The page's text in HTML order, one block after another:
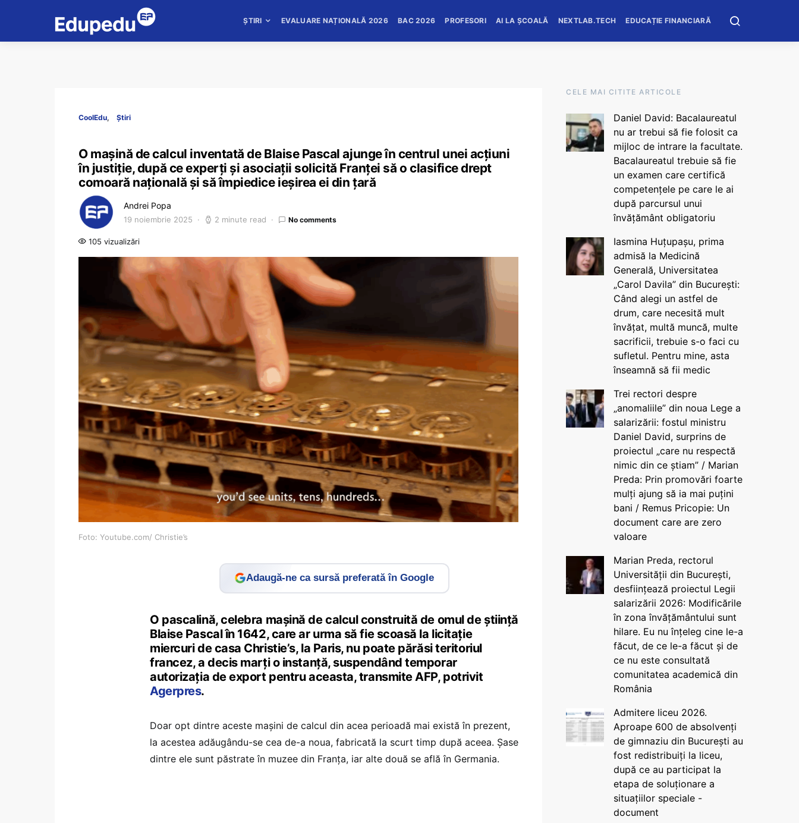
ȘTIRI EVALUARE NAȚIONALĂ 2026 BAC 2026 PROFESORI AI LA ȘCOALĂ NEXTLAB.TECH EDUCAȚIE FINANCIARĂ
CoolEdu Știri
O mașină de calcul inventată de Blaise Pascal ajunge în centrul unei acțiuni
în justiție, după ce experți și asociații solicită Franței să o clasifice drept
comoară națională și să împiedice ieșirea ei din țară
Andrei Popa
19 noiembrie 2025 2 minute read No comments
105 vizualizări
Foto: Youtube.com/ Christie’s
Adaugă-ne ca sursă preferată în Google
O pascalină, celebra mașină de calcul construită de omul de știință
Blaise Pascal în 1642, care ar urma să fie scoasă la licitație
miercuri de casa Christie’s, la Paris, nu poate părăsi teritoriul
francez, a decis marți o instanță, suspendând temporar
autorizația de export pentru aceasta, transmite AFP, potrivit
Agerpres.
Doar opt dintre aceste mașini de calcul din acea perioadă mai există în prezent,
la acestea adăugându-se cea de-a noua, fabricată la scurt timp după aceea. Șase
dintre ele sunt păstrate în muzee din Franța, iar alte două se află în Germania.
CELE MAI CITITE ARTICOLE
Daniel David: Bacalaureatul
nu ar trebui să fie folosit ca
mijloc de intrare la facultate.
Bacalaureatul trebuie să fie
un examen care certifică
competențele pe care le ai
după parcursul unui
învățământ obligatoriu
Iasmina Huțupașu, prima
admisă la Medicină
Generală, Universitatea
„Carol Davila” din București:
Când alegi un astfel de
drum, care necesită mult
învățat, multă muncă, multe
sacrificii, trebuie s-o faci cu
sufletul. Pentru mine, asta
înseamnă să fii medic
Trei rectori despre
„anomaliile” din noua Lege a
salarizării: fostul ministru
Daniel David, surprins de
proiectul „care nu respectă
nimic din ce știam” / Marian
Preda: Prin promovări foarte
mulți ajung să ia mai puțini
bani / Remus Pricopie: Un
document care are zero
valoare
Marian Preda, rectorul
Universității din București,
desființează proiectul Legii
salarizării 2026: Modificările
în zona învățământului sunt
hilare. Eu nu înțeleg cine le-a
făcut, de ce le-a făcut și de
ce nu este consultată
comunitatea academică din
România
Admitere liceu 2026.
Aproape 600 de absolvenți
de gimnaziu din București au
fost redistribuiți la liceu,
după ce au participat la
etapa de soluționare a
situațiilor speciale -
document